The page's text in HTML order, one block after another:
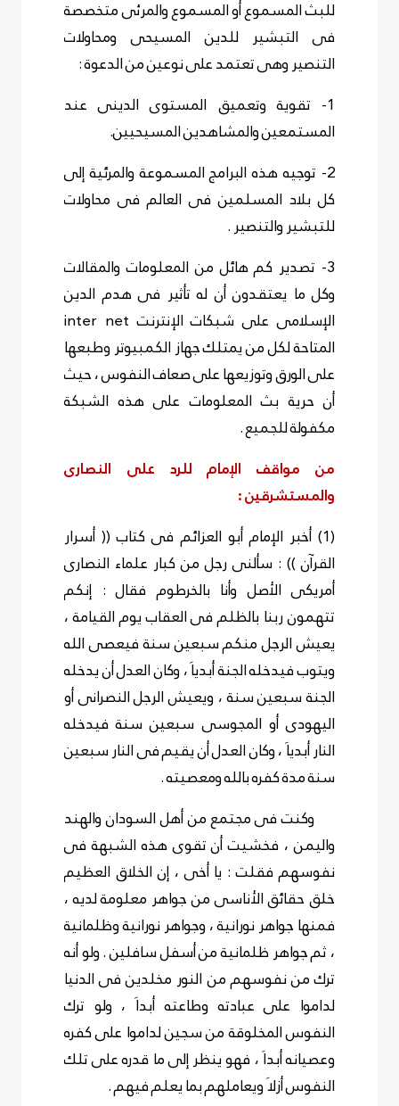
للبث المسموع أو المسموع والمرئى متخصصة
فى التبشير للدين المسيحى ومحاولات
التنصير وهى تعتمد على نوعين من الدعوة :
1- تقوية وتعميق المستوى الدينى عند
المستمعين والمشاهدين المسيحيين.
2- توجيه هذه البرامج المسموعة والمرئية إلى
كل بلاد المسلمين فى العالم فى محاولات
للتبشير والتنصير .
3- تصدير كم هائل من المعلومات والمقالات
وكل ما يعتقدون أن له تأثير فى هدم الدين
الإسلامى على شبكات الإنترنت inter net
المتاحة لكل من يمتلك جهاز الكمبيوتر وطبعها
على الورق وتوزيعها على صعاف النفوس ، حيث
أن حرية بث المعلومات على هذه الشبكة
مكفولة للجميع .
من مواقف الإمام للرد على النصارى
والمستشرقين :
(1) أخبر الإمام أبو العزائم فى كتاب (( أسرار
القرآن )) : سألنى رجل من كبار علماء النصارى
أمريكى الأصل وأنا بالخرطوم فقال : إنكم
تتهمون ربنا بالظلم فى العقاب يوم القيامة ،
يعيش الرجل منكم سبعين سنة فيعصى الله
ويتوب فيدخله الجنة أبدياَ ، وكان العدل أن يدخله
الجنة سبعين سنة ، ويعيش الرجل النصرانى أو
اليهودى أو المجوسى سبعين سنة فيدخله
النار أبدياَ ، وكان العدل أن يقيم فى النار سبعين
سنة مدة كفره بالله ومعصيته .
وكنت فى مجتمع من أهل السودان والهند
واليمن ، فخشيت أن تقوى هذه الشبهة فى
نفوسهم فقلت : يا أخى ، إن الخلاق العظيم
خلق حقائق الأناسى من جواهر معلومة لديه ،
فمنها جواهر نورانية ، وجواهر نورانية وظلمانية
، ثم جواهر ظلمانية من أسفل سافلين . ولو أنه
ترك من نفوسهم من النور مخلدين فى الدنيا
لداموا على عبادته وطاعته أبداَ ، ولو ترك
النفوس المخلوقة من سجين لداموا على كفره
وعصيانه أبداَ ، فهو ينظر إلى ما قدره على تلك
النفوس أزلاَ ويعاملهم بما يعلم فيهم .